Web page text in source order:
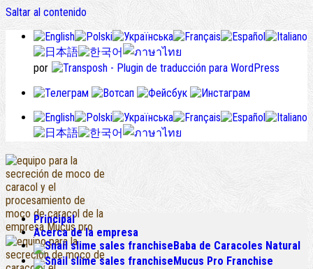
Saltar al contenido
por
Principal
Acerca de la empresa
Baba de Caracoles Natural
Mucus Pro Franchise